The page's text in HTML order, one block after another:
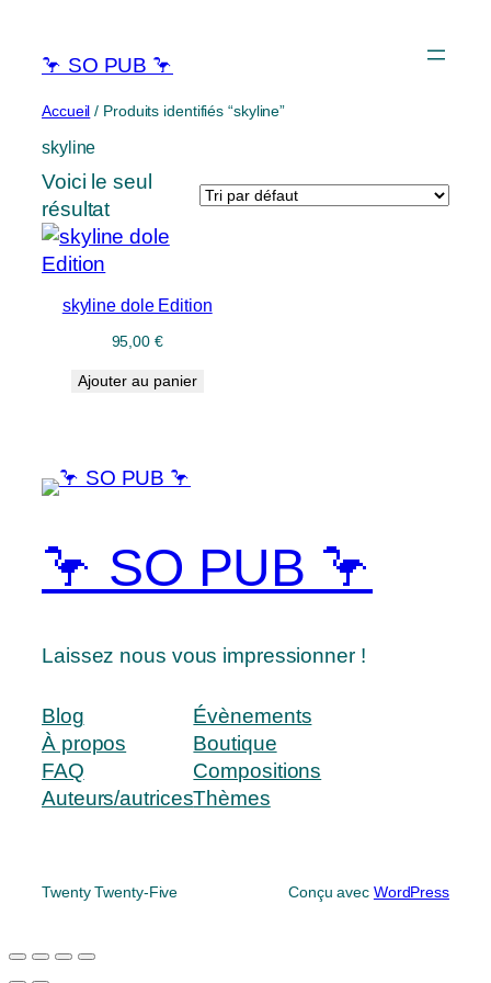
🦩 SO PUB 🦩
Accueil / Produits identifiés “skyline”
skyline
Voici le seul
résultat
skyline dole Edition
95,00 €
Ajouter au panier
🦩 SO PUB 🦩
Laissez nous vous impressionner !
Blog
À propos
FAQ
Auteurs/autrices
Évènements
Boutique
Compositions
Thèmes
Twenty Twenty-Five Conçu avec WordPress